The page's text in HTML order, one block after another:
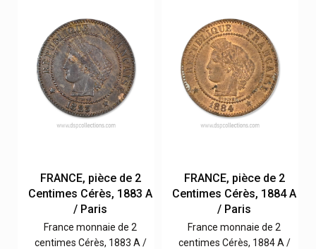
FRANCE, pièce de 2
Centimes Cérès, 1883 A
/ Paris
France monnaie de 2
centimes Cérès, 1883 A /
FRANCE, pièce de 2
Centimes Cérès, 1884 A
/ Paris
France monnaie de 2
centimes Cérès, 1884 A /